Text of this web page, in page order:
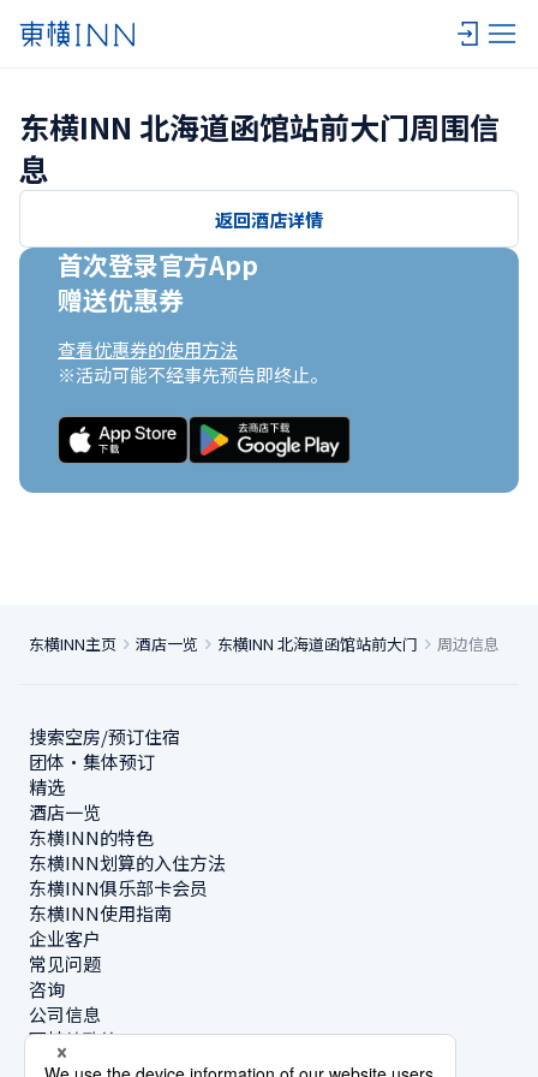
东横INN 北海道函馆站前大门周围信
息
返回酒店详情
首次登录官方App
赠送优惠券
查看优惠券的使用方法
※活动可能不经事先预告即终止。
东横INN主页 酒店一览 东横INN 北海道函馆站前大门 周边信息
搜索空房/预订住宿
团体・集体预订
精选
酒店一览
东横INN的特色
东横INN划算的入住方法
东横INN俱乐部卡会员
东横INN使用指南
企业客户
常见问题
咨询
公司信息
可持续政策